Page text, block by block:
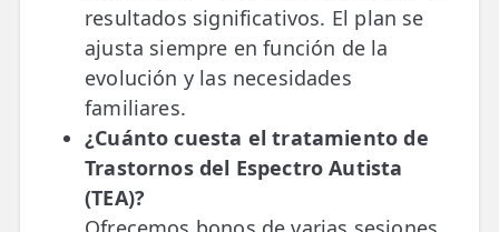
resultados significativos. El plan se
ajusta siempre en función de la
evolución y las necesidades
familiares.
¿Cuánto cuesta el tratamiento de
Trastornos del Espectro Autista
(TEA)?